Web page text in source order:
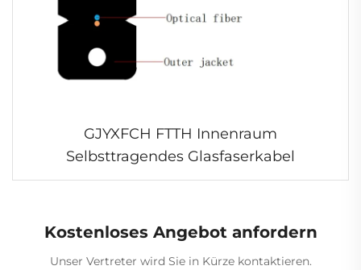
GJYXFCH FTTH Innenraum
Selbsttragendes Glasfaserkabel
Kostenloses Angebot anfordern
Unser Vertreter wird Sie in Kürze kontaktieren.